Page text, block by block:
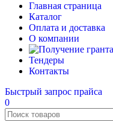
Главная страница
Каталог
Оплата и доставка
О компании
Тендеры
Контакты
Быстрый запрос прайса
0